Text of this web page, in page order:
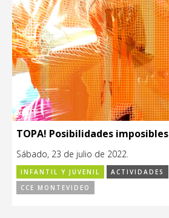
TOPA! Posibilidades imposibles
Sábado, 23 de julio de 2022.
INFANTIL Y JUVENIL
ACTIVIDADES
CCE MONTEVIDEO